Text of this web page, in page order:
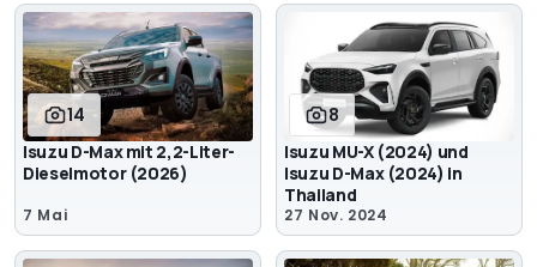
14
Isuzu D-Max mit 2,2-Liter-
Dieselmotor (2026)
7 Mai
8
Isuzu MU-X (2024) und
Isuzu D-Max (2024) in
Thailand
27 Nov. 2024